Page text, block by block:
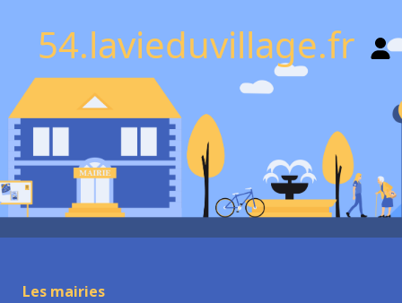
54.lavieduvillage.fr
Les mairies